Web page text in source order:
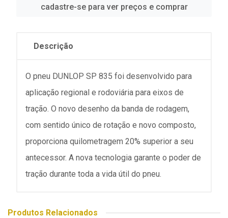
cadastre-se para ver preços e comprar
Descrição
O pneu DUNLOP SP 835 foi desenvolvido para
aplicação regional e rodoviária para eixos de
tração. O novo desenho da banda de rodagem,
com sentido único de rotação e novo composto,
proporciona quilometragem 20% superior a seu
antecessor. A nova tecnologia garante o poder de
tração durante toda a vida útil do pneu.
Produtos Relacionados